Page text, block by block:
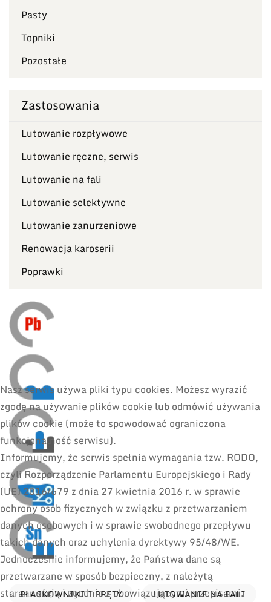
Pasty
Topniki
Pozostałe
Zastosowania
Lutowanie rozpływowe
Lutowanie ręczne, serwis
Lutowanie na fali
Lutowanie selektywne
Lutowanie zanurzeniowe
Renowacja karoserii
Poprawki
PŁASKOWNIKI I PRĘTY
LUTOWANIE NA FALI
Nasz serwis używa pliki typu cookies. Możesz wyrazić
zgodę na używanie plików cookie lub odmówić używania
plików cookie (może to spowodować ograniczona
funkcjonalność serwisu).
Informujemy, że serwis spełnia wymagania tzw. RODO,
czyli Rozporządzenie Parlamentu Europejskiego i Rady
(UE) 2016/679 z dnia 27 kwietnia 2016 r. w sprawie
ochrony osób fizycznych w związku z przetwarzaniem
danych osobowych i w sprawie swobodnego przepływu
takich danych oraz uchylenia dyrektywy 95/48/WE.
Jednocześnie informujemy, że Państwa dane są
przetwarzane w sposób bezpieczny, z należytą
starannością i zgodnie z obowiązującymi przepisami.